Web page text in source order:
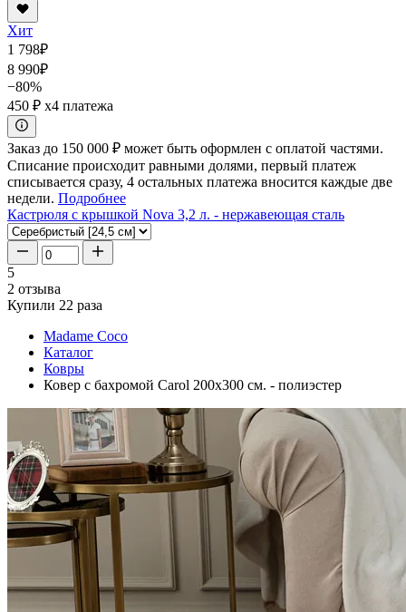
Хит
1 798₽
8 990₽
−80%
450 ₽ x4 платежа
Заказ до 150 000 ₽ может быть оформлен с оплатой частями.
Списание происходит равными долями, первый платеж
списывается сразу, 4 остальных платежа вносится каждые две
недели. Подробнее
Кастрюля с крышкой Nova 3,2 л. - нержавеющая сталь
5
2 отзыва
Купили 22 раза
Madame Coco
Каталог
Ковры
Ковер с бахромой Carol 200x300 см. - полиэстер